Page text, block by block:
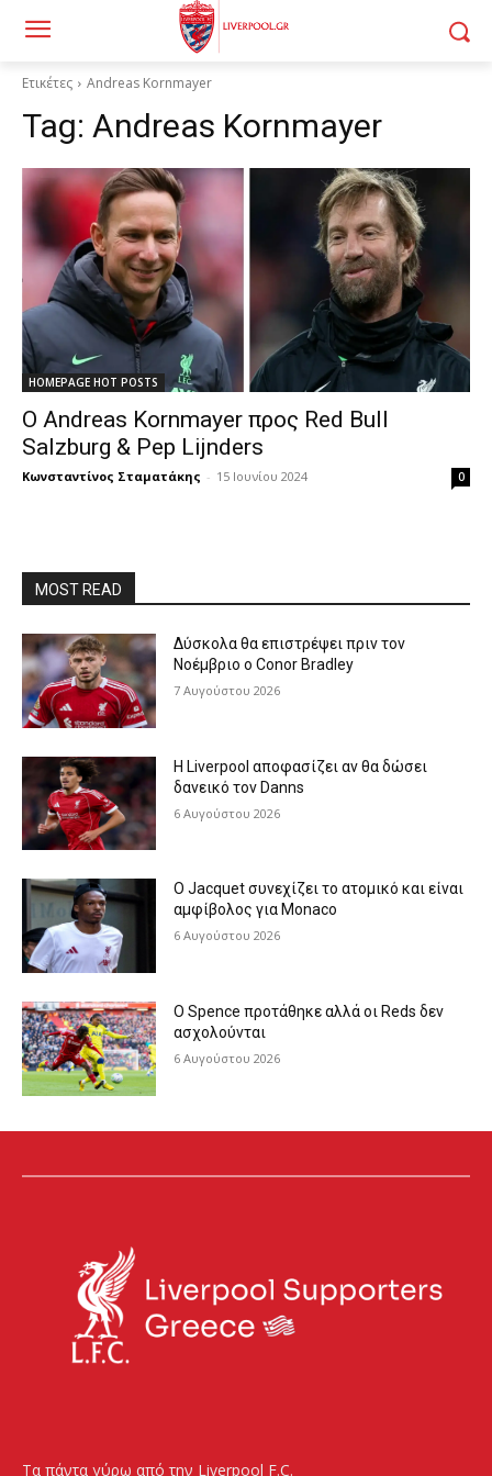
Ετικέτες Andreas Kornmayer
Tag: Andreas Kornmayer
HOMEPAGE HOT POSTS
Ο Andreas Kornmayer προς Red Bull
Salzburg & Pep Lijnders
Κωνσταντίνος Σταματάκης - 15 Ιουνίου 2024 0
MOST READ
Δύσκολα θα επιστρέψει πριν τον
Νοέμβριο ο Conor Bradley
7 Αυγούστου 2026
Η Liverpool αποφασίζει αν θα δώσει
δανεικό τον Danns
6 Αυγούστου 2026
Ο Jacquet συνεχίζει το ατομικό και είναι
αμφίβολος για Monaco
6 Αυγούστου 2026
Ο Spence προτάθηκε αλλά οι Reds δεν
ασχολούνται
6 Αυγούστου 2026
Τα πάντα γύρω από την Liverpool F.C.